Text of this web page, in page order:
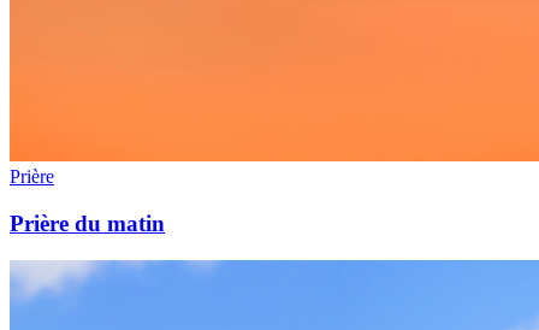
Prière
Prière du matin